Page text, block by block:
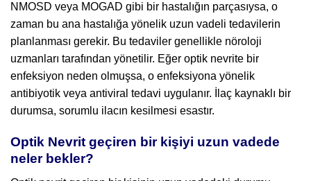
NMOSD veya MOGAD gibi bir hastalığın parçasıysa, o
zaman bu ana hastalığa yönelik uzun vadeli tedavilerin
planlanması gerekir. Bu tedaviler genellikle nöroloji
uzmanları tarafından yönetilir. Eğer optik nevrite bir
enfeksiyon neden olmuşsa, o enfeksiyona yönelik
antibiyotik veya antiviral tedavi uygulanır. İlaç kaynaklı bir
durumsa, sorumlu ilacın kesilmesi esastır.
Optik Nevrit geçiren bir kişiyi uzun vadede
neler bekler?